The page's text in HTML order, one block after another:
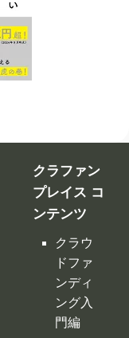
ンディ
ング入
門編
クラウ
ドファ
ンディ
ング サ
イト徹